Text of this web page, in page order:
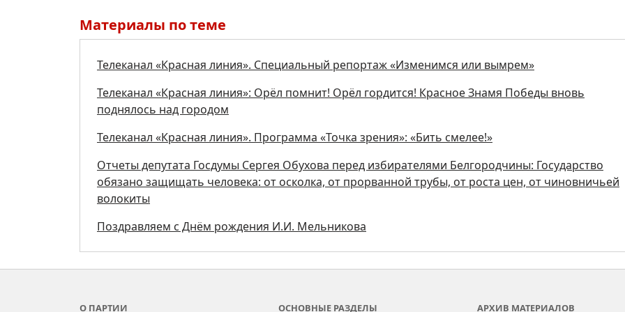
Материалы по теме
Телеканал «Красная линия». Специальный репортаж «Изменимся или вымрем»
Телеканал «Красная линия»: Орёл помнит! Орёл гордится! Красное Знамя Победы вновь
поднялось над городом
Телеканал «Красная линия». Программа «Точка зрения»: «Бить смелее!»
Отчеты депутата Госдумы Сергея Обухова перед избирателями Белгородчины: Государство
обязано защищать человека: от осколка, от прорванной трубы, от роста цен, от чиновничьей
волокиты
Поздравляем с Днём рождения И.И. Мельникова
О ПАРТИИ ОСНОВНЫЕ РАЗДЕЛЫ АРХИВ МАТЕРИАЛОВ